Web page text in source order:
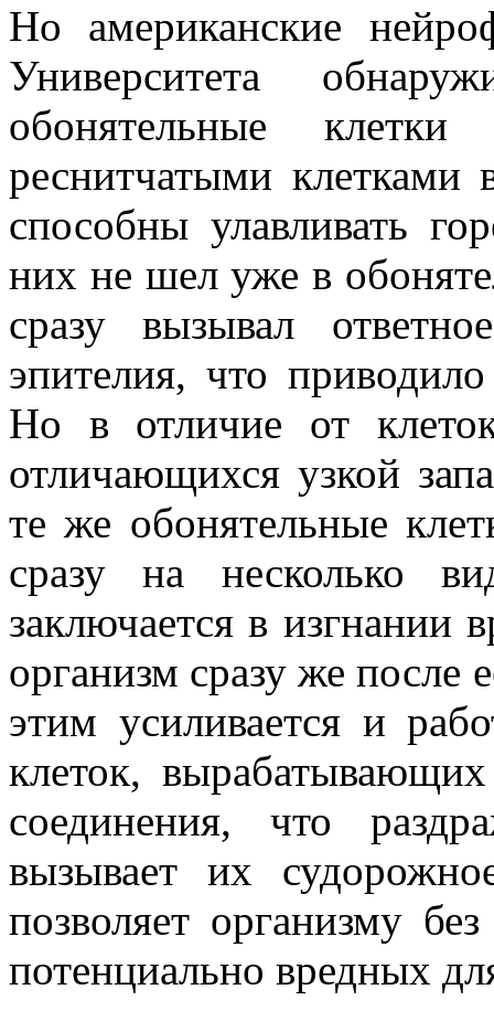
Но американские
Университета
обонятельные
реснитчатыми
способны улавливать
них не шел уже в
сразу вызывал
эпителия, что
Но в отличие от
отличающихся узкой
те же обонятельные
сразу на несколько
заключается в изгнании
организм сразу же после
этим усиливается и
клеток,
соединения, что
вызывает их
позволяет организму
потенциально вредных